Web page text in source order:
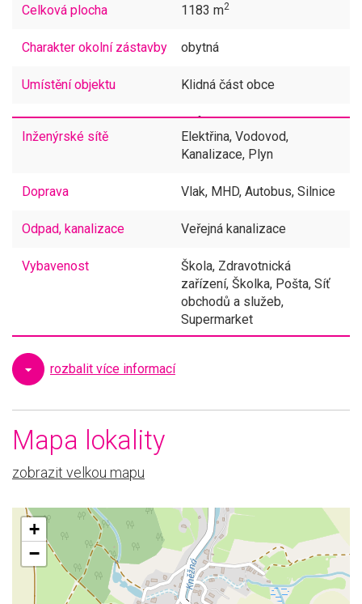
Celková plocha 1183 m2
Charakter okolní zástavby obytná
Umístění objektu Klidná část obce
Komunikace
Asfaltová
Inženýrské sítě
Elektřina, Vodovod,
Kanalizace, Plyn
Doprava Vlak, MHD, Autobus, Silnice
Odpad, kanalizace Veřejná kanalizace
Vybavenost
Škola, Zdravotnická
zařízení, Školka, Pošta, Síť
obchodů a služeb,
Supermarket
rozbalit více informací
Mapa lokality
zobrazit velkou mapu
+
−